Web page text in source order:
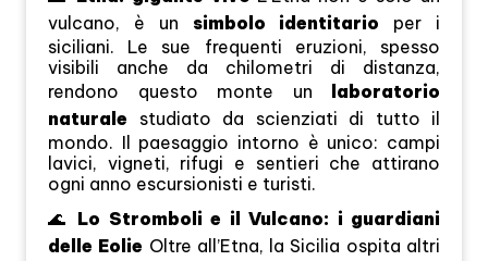
vulcano, è un simbolo identitario per i
siciliani. Le sue frequenti eruzioni, spesso
visibili anche da chilometri di distanza,
rendono questo monte un
laboratorio
naturale studiato da scienziati di tutto il
mondo. Il paesaggio intorno è unico: campi
lavici, vigneti, rifugi e sentieri che attirano
ogni anno escursionisti e turisti.
🌊 Lo Stromboli e il Vulcano: i guardiani
delle Eolie Oltre all’Etna, la Sicilia ospita altri